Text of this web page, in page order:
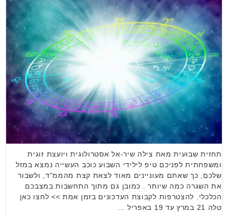
תחזית שבועית מאת צילה שיר-אל אסטרולוגית ויועצת זוגית
ומשפחתית לפניכם טיפ לילידי השבוע כוכב העשייה נמצא במזל
שלכם, כך שאתם מעוניינים מאוד לצאת קצת מהממ"ד, ולשבור
את השגרה כמה שיותר . כמובן גם מתוך התחשבות במצבכם
הכלכלי. להצטרפות לקבוצת העדכונים בזמן אמת >> לחצו כאן
טלה 21 במרץ עד 19 באפריל …